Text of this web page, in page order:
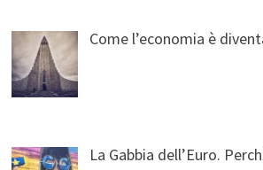
Come l’economia è
La Gabbia dell’Euro.